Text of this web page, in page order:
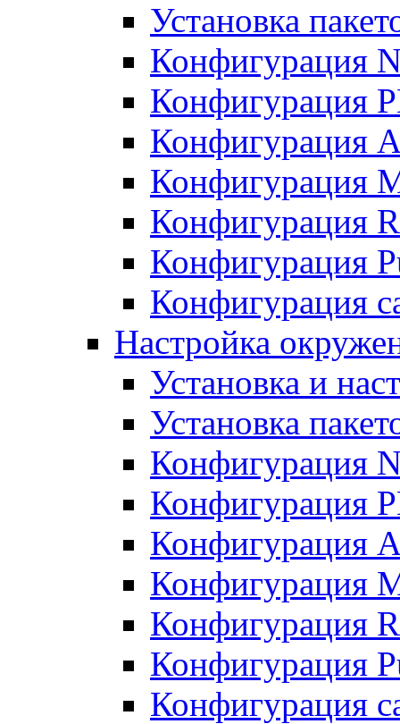
Установка
Конфигурация
Конфигурация
Конфигурация
Конфигурация
Конфигурация
Конфигурация
Конфигурация
Настройка
Установка и
Установка
Конфигурация
Конфигурация
Конфигурация
Конфигурация
Конфигурация
Конфигурация
Конфигурация